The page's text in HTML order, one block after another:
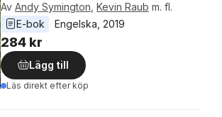
Av Andy Symington Kevin Raub m. fl.
E-bok
Engelska 2019
284 kr
Lägg till
Läs direkt efter köp